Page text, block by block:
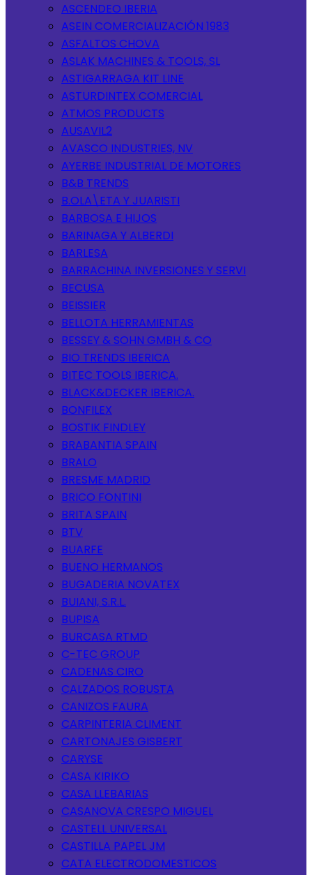
ASCENDEO IBERIA
ASEIN COMERCIALIZACIÓN 1983
ASFALTOS CHOVA
ASLAK MACHINES & TOOLS, SL
ASTIGARRAGA KIT LINE
ASTURDINTEX COMERCIAL
ATMOS PRODUCTS
AUSAVIL2
AVASCO INDUSTRIES, NV
AYERBE INDUSTRIAL DE MOTORES
B&B TRENDS
B.OLA\ETA Y JUARISTI
BARBOSA E HIJOS
BARINAGA Y ALBERDI
BARLESA
BARRACHINA INVERSIONES Y SERVI
BECUSA
BEISSIER
BELLOTA HERRAMIENTAS
BESSEY & SOHN GMBH & CO
BIO TRENDS IBERICA
BITEC TOOLS IBERICA.
BLACK&DECKER IBERICA.
BONFILEX
BOSTIK FINDLEY
BRABANTIA SPAIN
BRALO
BRESME MADRID
BRICO FONTINI
BRITA SPAIN
BTV
BUARFE
BUENO HERMANOS
BUGADERIA NOVATEX
BUIANI, S.R.L.
BUPISA
BURCASA RTMD
C-TEC GROUP
CADENAS CIRO
CALZADOS ROBUSTA
CANIZOS FAURA
CARPINTERIA CLIMENT
CARTONAJES GISBERT
CARYSE
CASA KIRIKO
CASA LLEBARIAS
CASANOVA CRESPO MIGUEL
CASTELL UNIVERSAL
CASTILLA PAPEL JM
CATA ELECTRODOMESTICOS